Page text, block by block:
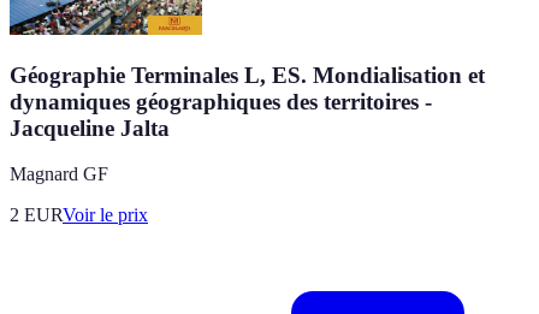
Géographie Terminales L, ES. Mondialisation et
dynamiques géographiques des territoires -
Jacqueline Jalta
Magnard GF
2 EURVoir le prix